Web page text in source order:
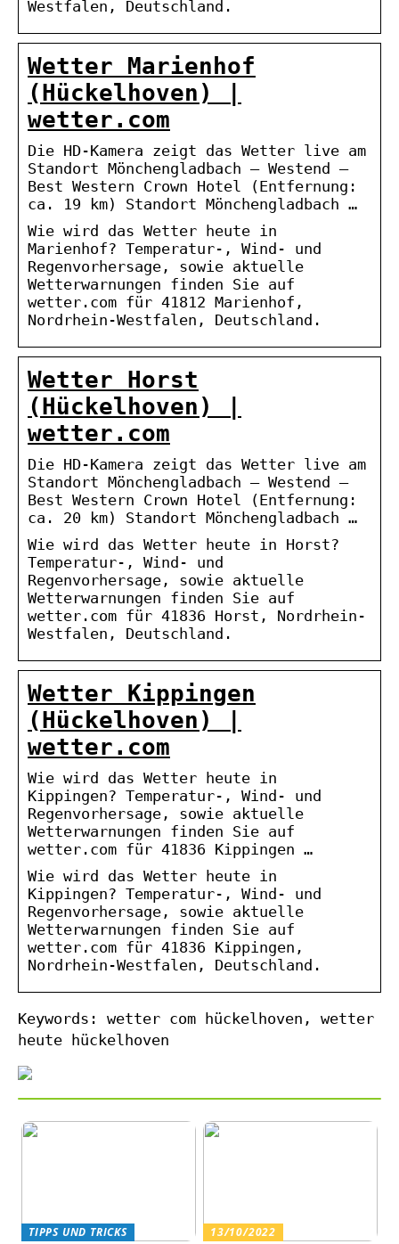
Westfalen, Deutschland.
Wetter Marienhof
(Hückelhoven) |
wetter.com
Die HD-Kamera zeigt das Wetter live am
Standort Mönchengladbach – Westend –
Best Western Crown Hotel (Entfernung:
ca. 19 km) Standort Mönchengladbach …
Wie wird das Wetter heute in
Marienhof? Temperatur-, Wind- und
Regenvorhersage, sowie aktuelle
Wetterwarnungen finden Sie auf
wetter.com für 41812 Marienhof,
Nordrhein-Westfalen, Deutschland.
Wetter Horst
(Hückelhoven) |
wetter.com
Die HD-Kamera zeigt das Wetter live am
Standort Mönchengladbach – Westend –
Best Western Crown Hotel (Entfernung:
ca. 20 km) Standort Mönchengladbach …
Wie wird das Wetter heute in Horst?
Temperatur-, Wind- und
Regenvorhersage, sowie aktuelle
Wetterwarnungen finden Sie auf
wetter.com für 41836 Horst, Nordrhein-
Westfalen, Deutschland.
Wetter Kippingen
(Hückelhoven) |
wetter.com
Wie wird das Wetter heute in
Kippingen? Temperatur-, Wind- und
Regenvorhersage, sowie aktuelle
Wetterwarnungen finden Sie auf
wetter.com für 41836 Kippingen …
Wie wird das Wetter heute in
Kippingen? Temperatur-, Wind- und
Regenvorhersage, sowie aktuelle
Wetterwarnungen finden Sie auf
wetter.com für 41836 Kippingen,
Nordrhein-Westfalen, Deutschland.
Keywords: wetter com hückelhoven, wetter
heute hückelhoven
TIPPS UND TRICKS 13/10/2022